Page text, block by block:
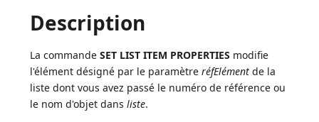
Description
La commandeSET LIST ITEM PROPERTIES modifie
l'élément désigné par le paramètreréfElément de la
liste dont vous avez passé le numéro de référence ou
le nom d'objet dansliste.